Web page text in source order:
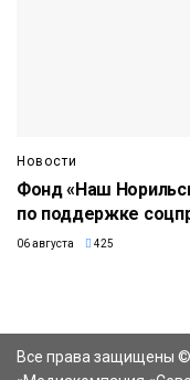
Новости
Фонд «Наш
по поддержке
06 августа 425
Все права защищены